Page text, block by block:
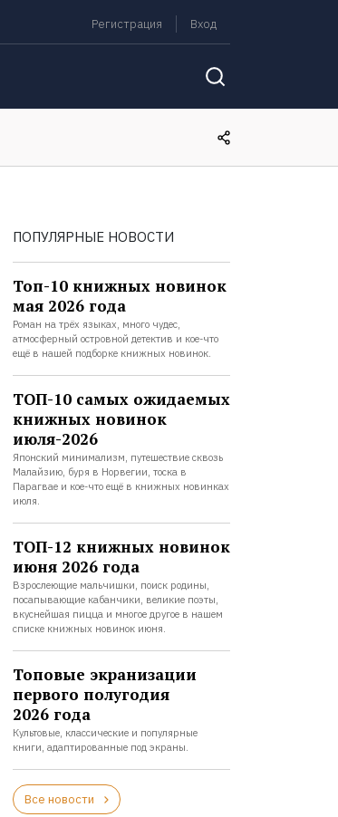
Регистрация Вход
ПОПУЛЯРНЫЕ НОВОСТИ
Топ-10 книжных новинок
мая 2026 года
Роман на трёх языках, много чудес,
атмосферный островной детектив и кое-что
ещё в нашей подборке книжных новинок.
ТОП-10 самых ожидаемых
книжных новинок
июля-2026
Японский минимализм, путешествие сквозь
Малайзию, буря в Норвегии, тоска в
Парагвае и кое-что ещё в книжных новинках
июля.
ТОП-12 книжных новинок
июня 2026 года
Взрослеющие мальчишки, поиск родины,
посапывающие кабанчики, великие поэты,
вкуснейшая пицца и многое другое в нашем
списке книжных новинок июня.
Топовые экранизации
первого полугодия
2026 года
Культовые, классические и популярные
книги, адаптированные под экраны.
Все новости